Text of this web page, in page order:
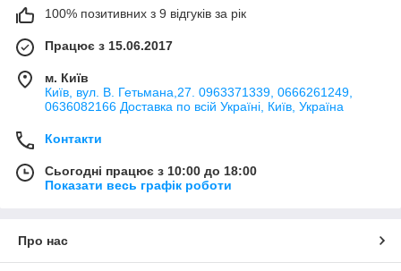
100% позитивних з 9 відгуків за рік
Працює з 15.06.2017
м. Київ
Київ, вул. В. Гетьмана,27. 0963371339, 0666261249,
0636082166 Доставка по всій Україні, Київ, Україна
Контакти
Сьогодні працює з 10:00 до 18:00
Показати весь графік роботи
Про нас